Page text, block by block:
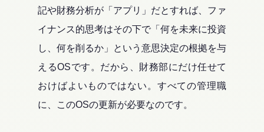
記や財務分析が「アプリ」だとすれば、ファ
イナンス的思考はその下で「何を未来に投資
し、何を削るか」という意思決定の根拠を与
えるOSです。だから、財務部にだけ任せて
おけばよいものではない。すべての管理職
に、このOSの更新が必要なのです。